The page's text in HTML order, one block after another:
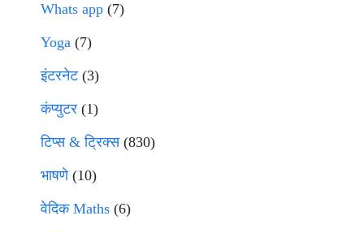
Whats app (7)
Yoga (7)
इंटरनेट(3)
कंप्युटर (1)
टिप्स & ट्रिक्स(830)
भाषणे(10)
वेदिक Maths (6)